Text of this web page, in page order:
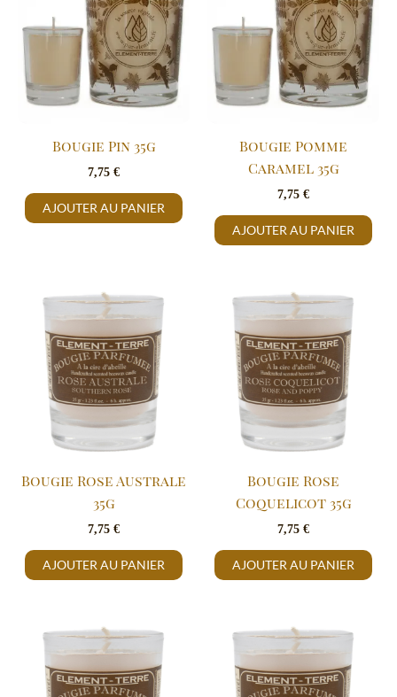
Bougie Pin 35g
7,75 €
AJOUTER AU PANIER
Bougie Pomme
Caramel 35g
7,75 €
AJOUTER AU PANIER
Bougie Rose Australe
35g
7,75 €
AJOUTER AU PANIER
Bougie Rose
Coquelicot 35g
7,75 €
AJOUTER AU PANIER